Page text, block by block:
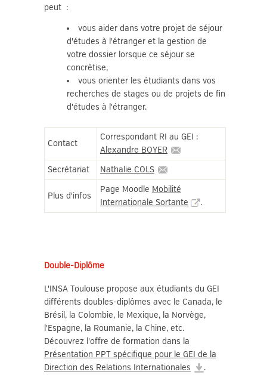
peut :
vous aider dans votre projet de séjour
d'études à l'étranger et la gestion de
votre dossier lorsque ce séjour se
concrétise,
vous orienter les étudiants dans vos
recherches de stages ou de projets de fin
d'études à l'étranger.
Contact
Correspondant RI au GEI :
Alexandre BOYER
Secrétariat
Nathalie COLS
Plus d'infos
Page Moodle Mobilité
Internationale Sortante
.
Double-Diplôme
L'INSA Toulouse propose aux étudiants du GEI
différents doubles-diplômes avec le Canada, le
Brésil, la Colombie, le Mexique, la Norvège,
l'Espagne, la Roumanie, la Chine, etc.
Découvrez l'offre de formation dans la
Présentation PPT spécifique pour le GEI de la
Direction des Relations Internationales
.